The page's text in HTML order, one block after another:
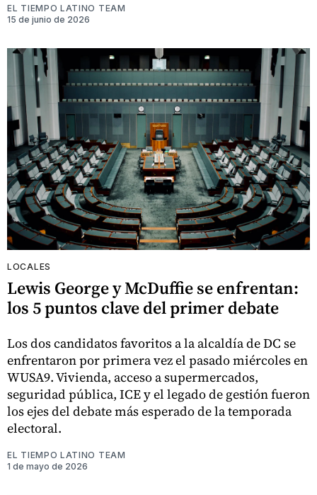
EL TIEMPO LATINO TEAM
15 de junio de 2026
LOCALES
Lewis George y McDuffie se enfrentan:
los 5 puntos clave del primer debate
Los dos candidatos favoritos a la alcaldía de DC se
enfrentaron por primera vez el pasado miércoles en
WUSA9. Vivienda, acceso a supermercados,
seguridad pública, ICE y el legado de gestión fueron
los ejes del debate más esperado de la temporada
electoral.
EL TIEMPO LATINO TEAM
1 de mayo de 2026